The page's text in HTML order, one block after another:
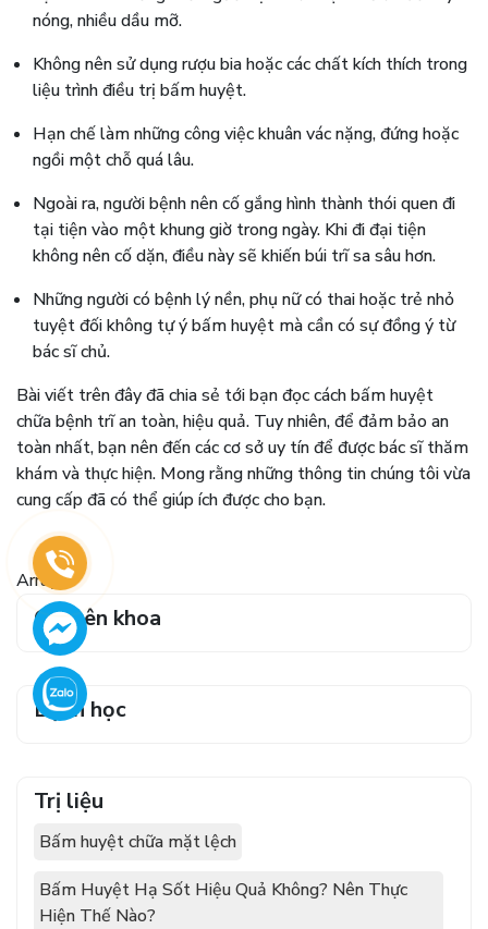
nóng, nhiều dầu mỡ.
Không nên sử dụng rượu bia hoặc các chất kích thích trong
liệu trình điều trị bấm huyệt.
Hạn chế làm những công việc khuân vác nặng, đứng hoặc
ngồi một chỗ quá lâu.
Ngoài ra, người bệnh nên cố gắng hình thành thói quen đi
tại tiện vào một khung giờ trong ngày. Khi đi đại tiện
không nên cố dặn, điều này sẽ khiến búi trĩ sa sâu hơn.
Những người có bệnh lý nền, phụ nữ có thai hoặc trẻ nhỏ
tuyệt đối không tự ý bấm huyệt mà cần có sự đồng ý từ
bác sĩ chủ.
Bài viết trên đây đã chia sẻ tới bạn đọc cách bấm huyệt
chữa bệnh trĩ an toàn, hiệu quả. Tuy nhiên, để đảm bảo an
toàn nhất, bạn nên đến các cơ sở uy tín để được bác sĩ thăm
khám và thực hiện. Mong rằng những thông tin chúng tôi vừa
cung cấp đã có thể giúp ích được cho bạn.
Array
Chuyên khoa
Bệnh học
Trị liệu
Bấm huyệt chữa mặt lệch
Bấm Huyệt Hạ Sốt Hiệu Quả Không? Nên Thực
Hiện Thế Nào?